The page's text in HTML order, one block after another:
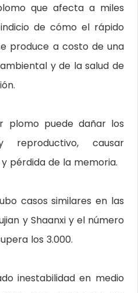
que afecta a miles
de cómo el rápido
produce a costo de una
y de la salud de
plomo puede dañar los
reproductivo, causar
pérdida de la memoria.
casos similares en las
y Shaanxi y el número
los 3.000.
inestabilidad en medio